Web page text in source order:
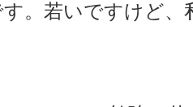
す。若いですけど